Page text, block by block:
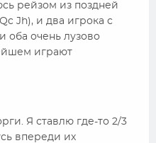
рейзом из поздней
Jh), и два игрока с
оба очень лузово
играют
Я ставлю где-то 2/3
впереди их